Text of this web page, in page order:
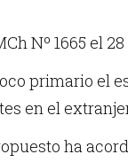
Nº 1665 el
primario el
en el
ha